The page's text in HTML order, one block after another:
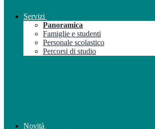
Servizi
Panoramica
Famiglie e studenti
Personale scolastico
Percorsi di studio
Novità